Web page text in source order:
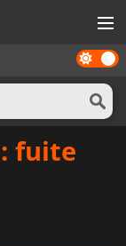
Dark
mode
fuite